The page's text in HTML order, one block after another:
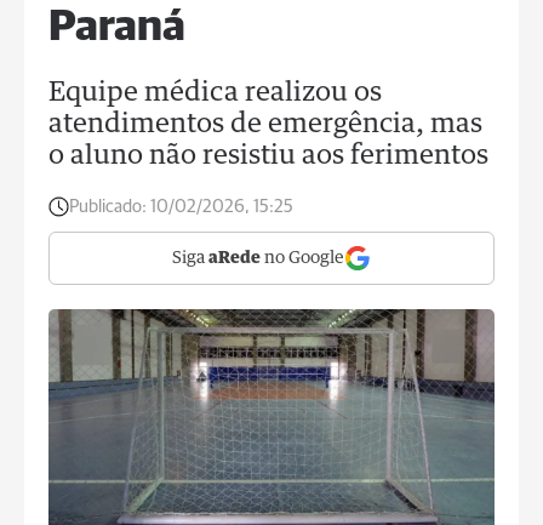
Paraná
Equipe médica realizou os
atendimentos de emergência, mas
o aluno não resistiu aos ferimentos
Publicado: 10/02/2026, 15:25
Siga aRede no Google